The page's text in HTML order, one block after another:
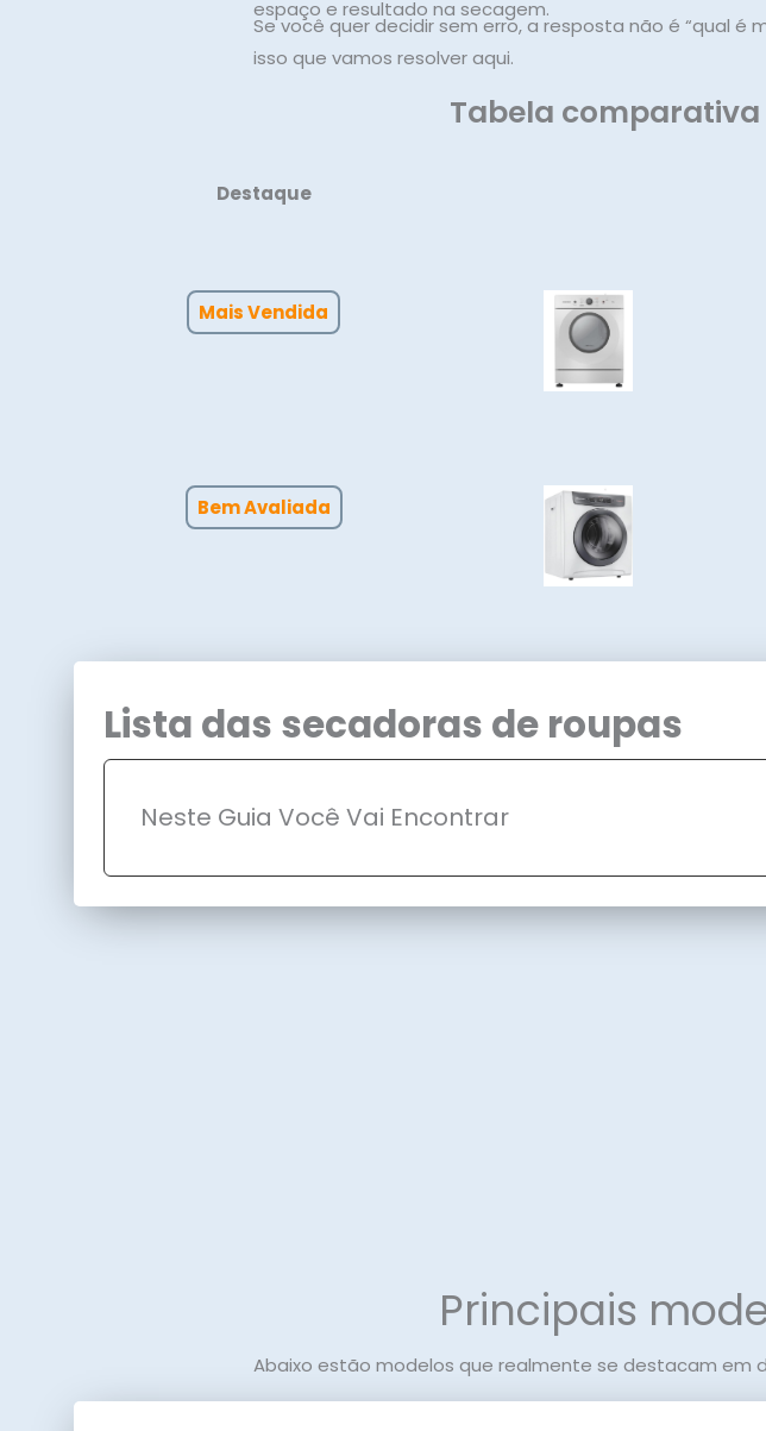
espaço e resultado na secagem.
Se você quer decidir sem erro, a resposta não é “qual é
isso que vamos resolver aqui.
Tabela
Destaque
Mais Vendida
Bem Avaliada
Lista das secadoras de roupas
Neste Guia Você Vai Encontrar
Principais
Abaixo estão modelos que realmente se destacam em